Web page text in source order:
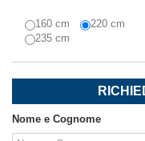
160 cm
220 cm
235 cm
Nome e Cognome